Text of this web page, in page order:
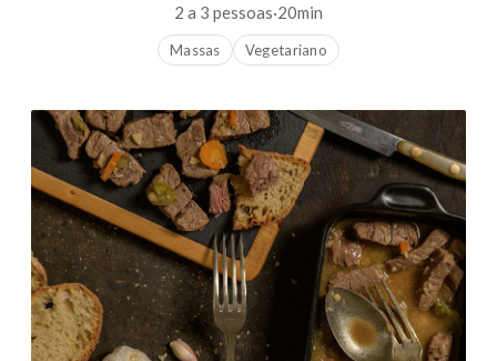
2 a 3 pessoas·20min
Massas Vegetariano